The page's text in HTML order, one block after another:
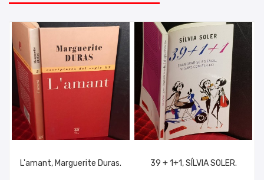
L'amant, Marguerite Duras. 39 + 1+1, SÍLVIA SOLER.